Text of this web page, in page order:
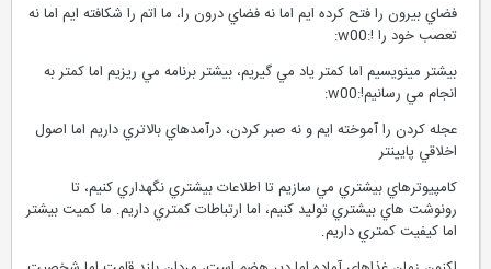
فضاي بيرون را فتح کرده ايم اما نه فضاي درون را، ما اتم را شکافته ايم اما نه
تعصب خود را !:w00:
بيشتر مينويسيم اما کمتر ياد مي گيريم، بيشتر برنامه مي ريزيم اما کمتر به
انجام مي رسانيم!:w00:
عجله کردن را آموخته ايم و نه صبر کردن، درآمدهاي بالاتري داريم اما اصول
اخلاقي پايين­تر
کامپيوترهاي بيشتري مي سازيم تا اطلاعات بيشتري نگهداري کنيم، تا
رونوشت هاي بيشتري توليد کنيم، اما ارتباطات کمتري داريم. ما کميت بيشتر
اما کيفيت کمتري داريم.